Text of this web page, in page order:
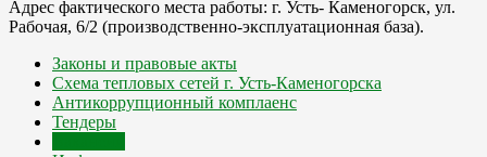
Адрес фактического места работы: г. Усть- Каменогорск, ул.
Рабочая, 6/2 (производственно-эксплуатационная база).
Законы и правовые акты
Схема тепловых сетей г. Усть-Каменогорска
Антикоррупционный комплаенс
Тендеры